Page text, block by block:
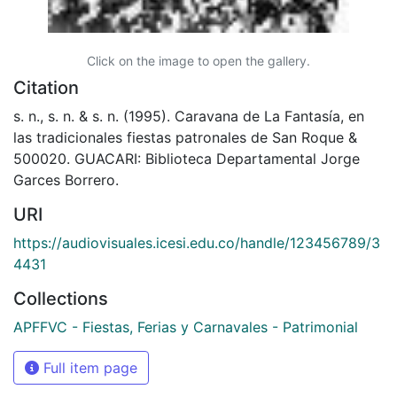
Click on the image to open the gallery.
Citation
s. n., s. n. & s. n. (1995). Caravana de La Fantasía, en
las tradicionales fiestas patronales de San Roque &
500020. GUACARI: Biblioteca Departamental Jorge
Garces Borrero.
URI
https://audiovisuales.icesi.edu.co/handle/123456789/3
4431
Collections
APFFVC - Fiestas, Ferias y Carnavales - Patrimonial
Full item page